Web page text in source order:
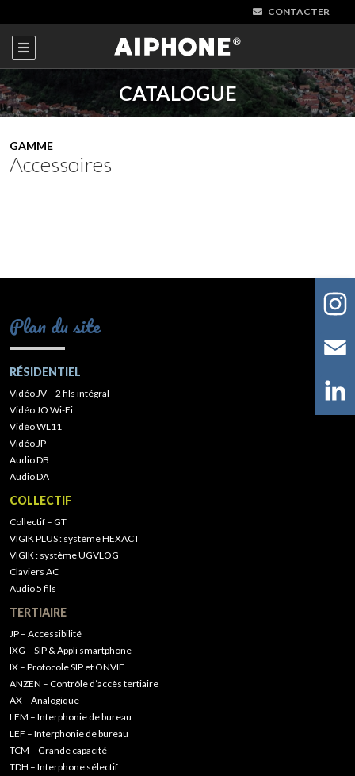
CONTACTER
CATALOGUE
GAMME
Accessoires
Plan du site
RÉSIDENTIEL
Vidéo JV – 2 fils intégral
Vidéo JO Wi-Fi
Vidéo WL11
Vidéo JP
Audio DB
Audio DA
COLLECTIF
Collectif – GT
VIGIK PLUS : système HEXACT
VIGIK : système UGVLOG
Claviers AC
Audio 5 fils
TERTIAIRE
JP – Accessibilité
IXG – SIP & Appli smartphone
IX – Protocole SIP et ONVIF
ANZEN – Contrôle d’accès tertiaire
AX – Analogique
LEM – Interphonie de bureau
LEF – Interphonie de bureau
TCM – Grande capacité
TDH – Interphone sélectif